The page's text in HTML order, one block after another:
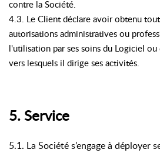
contre la Société.
4.3. Le Client déclare avoir obtenu
autorisations administratives ou
l'utilisation par ses soins du Logiciel ou
vers lesquels il dirige ses activités.
5. Service
5.1. La Société s’engage à déployer